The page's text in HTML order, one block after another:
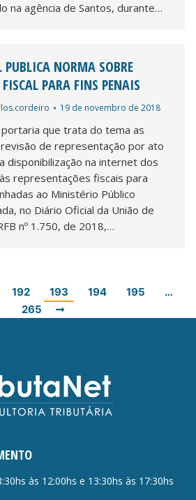
na agência de Santos, durante…
PUBLICA NORMA SOBRE
FISCAL PARA FINS PENAIS
19 de novembro de 2018
portaria que trata do tema as
de representação por ato
disponibilização na internet dos
representações fiscais para
ao Ministério Público
no Diário Oficial da União de
nº 1.750, de 2018,…
192 193 194 195
…
265
às 12:00hs e 13:30hs às 17:30hs